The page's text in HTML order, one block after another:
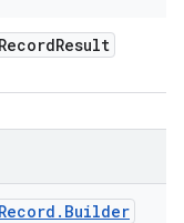
RecordResult
Record . Builder